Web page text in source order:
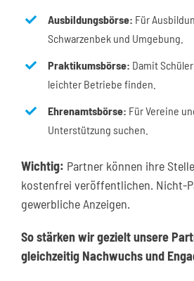
Ausbildungsbörse: Für
Schwarzenbek und Umgebung.
Praktikumsbörse: Damit
leichter Betriebe finden.
Ehrenamtsbörse: Für Vereine
Unterstützung suchen.
Wichtig: Partner können ihre
kostenfrei veröffentlichen. Nicht-
gewerbliche Anzeigen.
So stärken wir gezielt unsere
gleichzeitig Nachwuchs und